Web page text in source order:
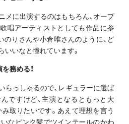
メに出演するのはもちろん、オープ
唱アーティストとしても作品に参
のりさんや小倉唯さんのように、ど
いなと憧れています。
務める！
らっしゃるので、レギュラーに選ば
ですけど、主演となるともっと大
取りたいです。あえて理想を言う
なピンク髪でツインテールのかわ